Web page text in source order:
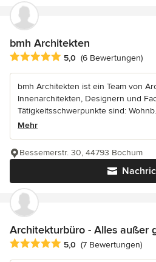
bmh Architekten
Durchschnittliche Bewertung: 5
5,0 (6 Bewertungen)
bmh Architekten ist ein Team von
Innenarchitekten, Designern und
Tätigkeitsschwerpunkte sind:
Mehr
Bessemerstr. 30, 44793 Bochum
Architekturbüro - Alles außer
Durchschnittliche Bewertung: 5
5,0 (7 Bewertungen)